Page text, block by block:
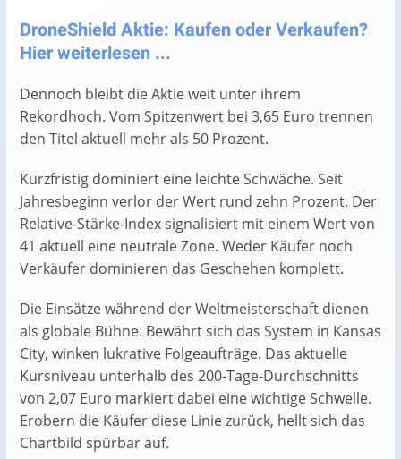
DroneShield Aktie: Kaufen oder Verkaufen?
Hier weiterlesen ...
Dennoch bleibt die Aktie weit unter ihrem
Rekordhoch. Vom Spitzenwert bei 3,65 Euro trennen
den Titel aktuell mehr als 50 Prozent.
Kurzfristig dominiert eine leichte Schwäche. Seit
Jahresbeginn verlor der Wert rund zehn Prozent. Der
Relative-Stärke-Index signalisiert mit einem Wert von
41 aktuell eine neutrale Zone. Weder Käufer noch
Verkäufer dominieren das Geschehen komplett.
Die Einsätze während der Weltmeisterschaft dienen
als globale Bühne. Bewährt sich das System in Kansas
City, winken lukrative Folgeaufträge. Das aktuelle
Kursniveau unterhalb des 200-Tage-Durchschnitts
von 2,07 Euro markiert dabei eine wichtige Schwelle.
Erobern die Käufer diese Linie zurück, hellt sich das
Chartbild spürbar auf.